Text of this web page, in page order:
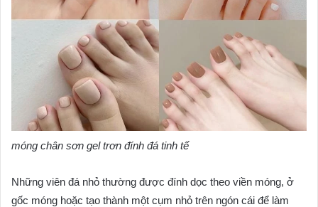
móng chân sơn gel trơn đính đá tinh tế
Những viên đá nhỏ thường được đính dọc theo viền móng, ở
gốc móng hoặc tạo thành một cụm nhỏ trên ngón cái để làm